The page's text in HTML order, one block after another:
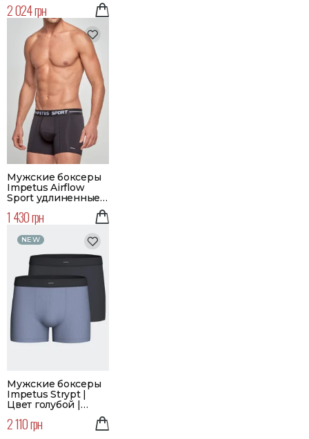
2 024 грн
Мужские боксеры
Impetus Airflow
Sport удлиненные |
1 430 грн
NEW
Мужские боксеры
Impetus Strypt |
Цвет голубой |
2 110 грн